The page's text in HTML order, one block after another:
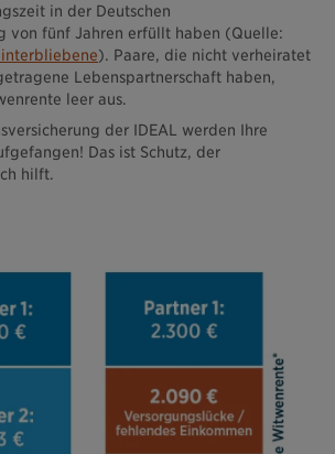
in der Deutschen
von fünf Jahren erfüllt haben (Quelle:
). Paare, die nicht verheiratet
Lebenspartnerschaft haben,
leer aus.
der IDEAL werden Ihre
Das ist Schutz, der
hilft.